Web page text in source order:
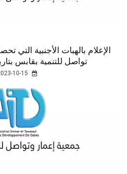
الإعلام بالهبات الأجنبية التي
تواصل للتنمية بقابس بتاريخ 06/10/